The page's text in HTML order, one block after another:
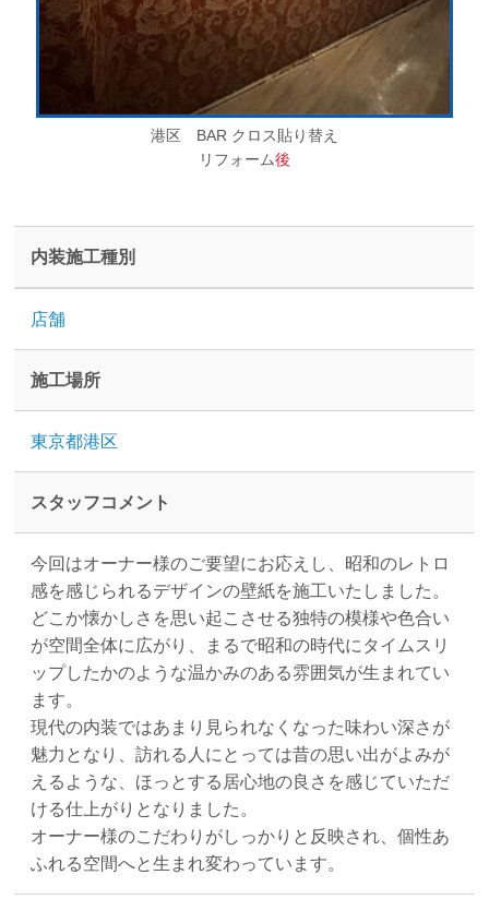
港区 BAR クロス貼り替え
リフォーム後
内装施工種別
店舗
施工場所
東京都港区
スタッフコメント
今回はオーナー様のご要望にお応えし、昭和のレトロ
感を感じられるデザインの壁紙を施工いたしました。
どこか懐かしさを思い起こさせる独特の模様や色合い
が空間全体に広がり、まるで昭和の時代にタイムスリ
ップしたかのような温かみのある雰囲気が生まれてい
ます。
現代の内装ではあまり見られなくなった味わい深さが
魅力となり、訪れる人にとっては昔の思い出がよみが
えるような、ほっとする居心地の良さを感じていただ
ける仕上がりとなりました。
オーナー様のこだわりがしっかりと反映され、個性あ
ふれる空間へと生まれ変わっています。